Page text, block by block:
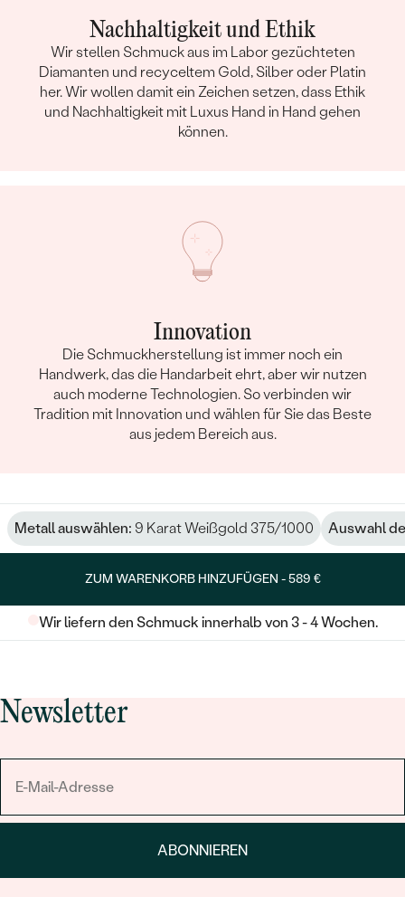
Nachhaltigkeit und Ethik
Wir stellen Schmuck aus im Labor gezüchteten
Diamanten und recyceltem Gold, Silber oder Platin
her. Wir wollen damit ein Zeichen setzen, dass Ethik
und Nachhaltigkeit mit Luxus Hand in Hand gehen
können.
Innovation
Die Schmuckherstellung ist immer noch ein
Handwerk, das die Handarbeit ehrt, aber wir nutzen
auch moderne Technologien. So verbinden wir
Tradition mit Innovation und wählen für Sie das Beste
aus jedem Bereich aus.
Metall auswählen: 9 Karat Weißgold 375/1000 Auswahl
ZUM WARENKORB HINZUFÜGEN -589 €
Wir liefern den Schmuck innerhalb von 3 - 4 Wochen.
Newsletter
ABONNIEREN